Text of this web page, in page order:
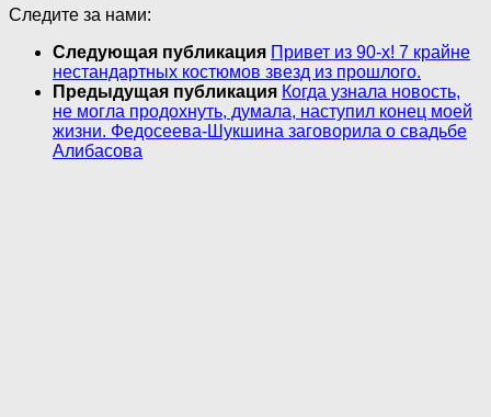
Следите за нами:
Следующая публикация Привет из 90-х! 7 крайне
нестандартных костюмов звезд из прошлого.
Предыдущая публикация Когда узнала новость,
не могла продохнуть, думала, наступил конец моей
жизни. Федосеева-Шукшина заговорила о свадьбе
Алибасова